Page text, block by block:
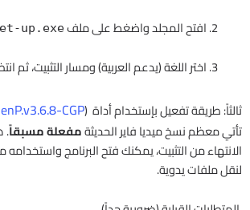
افتح المجلد واضغط على ملفup.exe
اختر اللغة (يدعم العربية) ومسار التثبيت، ثم
ثالثاً: طريقة تفعيل بإستخدام أداة (CGP
تأتي معظم نسخ ميديا فاير الحديثةمفعلة مسبقاً.
الانتهاء من التثبيت، يمكنك فتح البرنامج
لنقل ملفات يدوية.